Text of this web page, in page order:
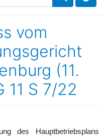
vom
(11.
11 S 7/22
des Hauptbetriebsplans